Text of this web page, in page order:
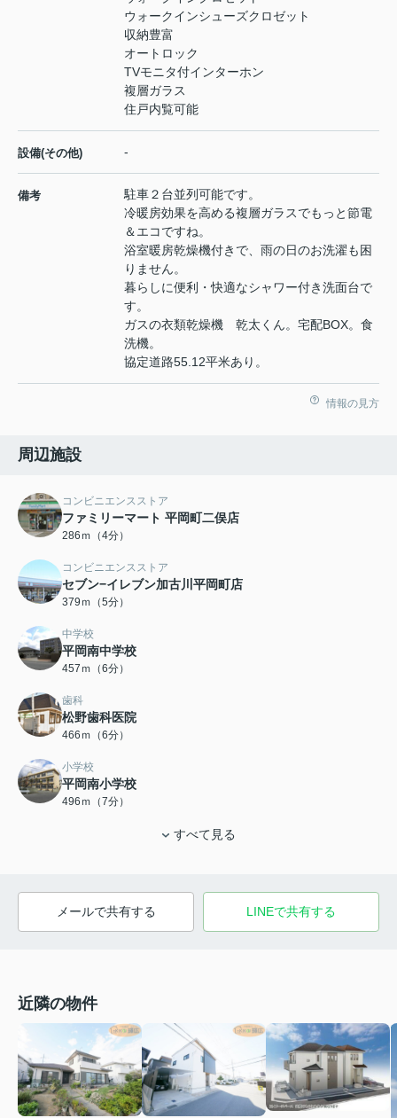
ウォークインシューズクロゼット
収納豊富
オートロック
TVモニタ付インターホン
複層ガラス
住戸内覧可能
設備(その他) -
備考
駐車２台並列可能です。
冷暖房効果を高める複層ガラスでもっと節電
＆エコですね。
浴室暖房乾燥機付きで、雨の日のお洗濯も困
りません。
暮らしに便利・快適なシャワー付き洗面台で
す。
ガスの衣類乾燥機 乾太くん。宅配BOX。食
洗機。
協定道路55.12平米あり。
情報の見方
周辺施設
コンビニエンスストア
ファミリーマート 平岡町二俣店
286ｍ（4分）
コンビニエンスストア
セブン−イレブン加古川平岡町店
379ｍ（5分）
中学校
平岡南中学校
457ｍ（6分）
歯科
松野歯科医院
466ｍ（6分）
小学校
平岡南小学校
496ｍ（7分）
すべて見る
メールで共有する LINEで共有する
近隣の物件